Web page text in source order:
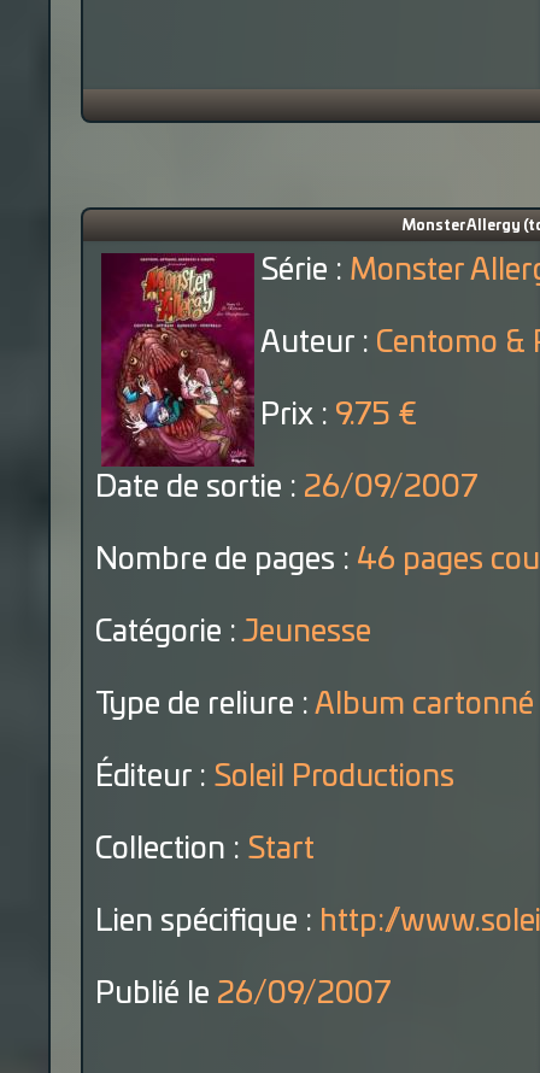
Monster Allergy
Série : Monster
Auteur : Centomo &
Prix : 9.75 €
Date de sortie : 26/09/2007
Nombre de pages : 46 pages
Catégorie : Jeunesse
Type de reliure : Album cartonné
Éditeur : Soleil Productions
Collection : Start
Lien spécifique : http://
Publié le 26/09/2007